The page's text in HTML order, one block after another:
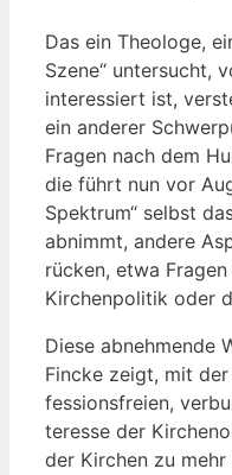
Das ein Theo­lo­ge,
Sze­ne“ unter­sucht,
inter­es­siert ist,
ein ande­rer
Fra­gen nach dem
die führt nun vor
Spek­trum“ selbst
abnimmt, ande­re
rücken, etwa
Kir­chen­po­li­tik oder
Die­se abneh­men­de
Fin­cke zeigt, mit
fes­si­ons­frei­en,
ter­es­se der
der Kir­chen zu